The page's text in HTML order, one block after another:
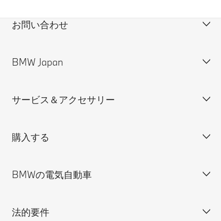
お問い合わせ
カスタマー・サポート＆お問い合わせ
見積依頼
ディーラー検索
BMW Japan
会社概要
BMW正規ディーラー採用情報
BMWのCSR活動
BMW Motorrad
サービス＆アクセサリー
BMW Service
BMW純正アクセサリー
BMWタイヤ＆ホイール
購入する
ご購入の前に
新車在庫検索
BMWの電気自動車
BMWの電気自動車
法的要件